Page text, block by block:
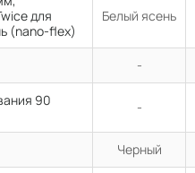
для
(nano-flex)
Белый ясень
-
90
-
Черный